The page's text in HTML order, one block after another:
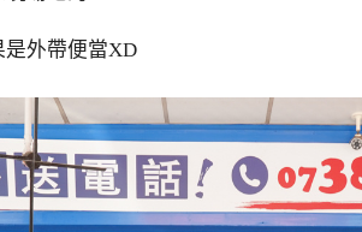
是外帶便當XD